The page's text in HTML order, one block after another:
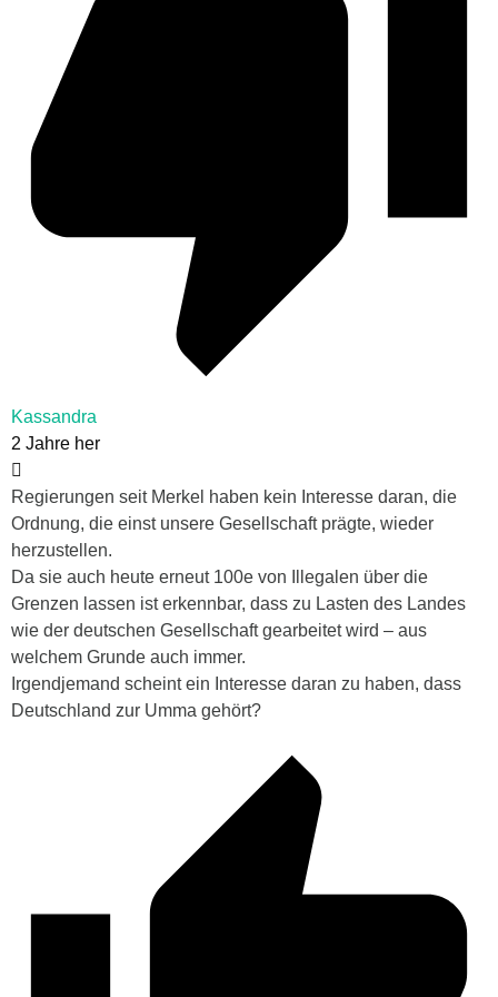
Kassandra
2 Jahre her
Regierungen seit Merkel haben kein Interesse daran, die
Ordnung, die einst unsere Gesellschaft prägte, wieder
herzustellen.
Da sie auch heute erneut 100e von Illegalen über die
Grenzen lassen ist erkennbar, dass zu Lasten des Landes
wie der deutschen Gesellschaft gearbeitet wird – aus
welchem Grunde auch immer.
Irgendjemand scheint ein Interesse daran zu haben, dass
Deutschland zur Umma gehört?